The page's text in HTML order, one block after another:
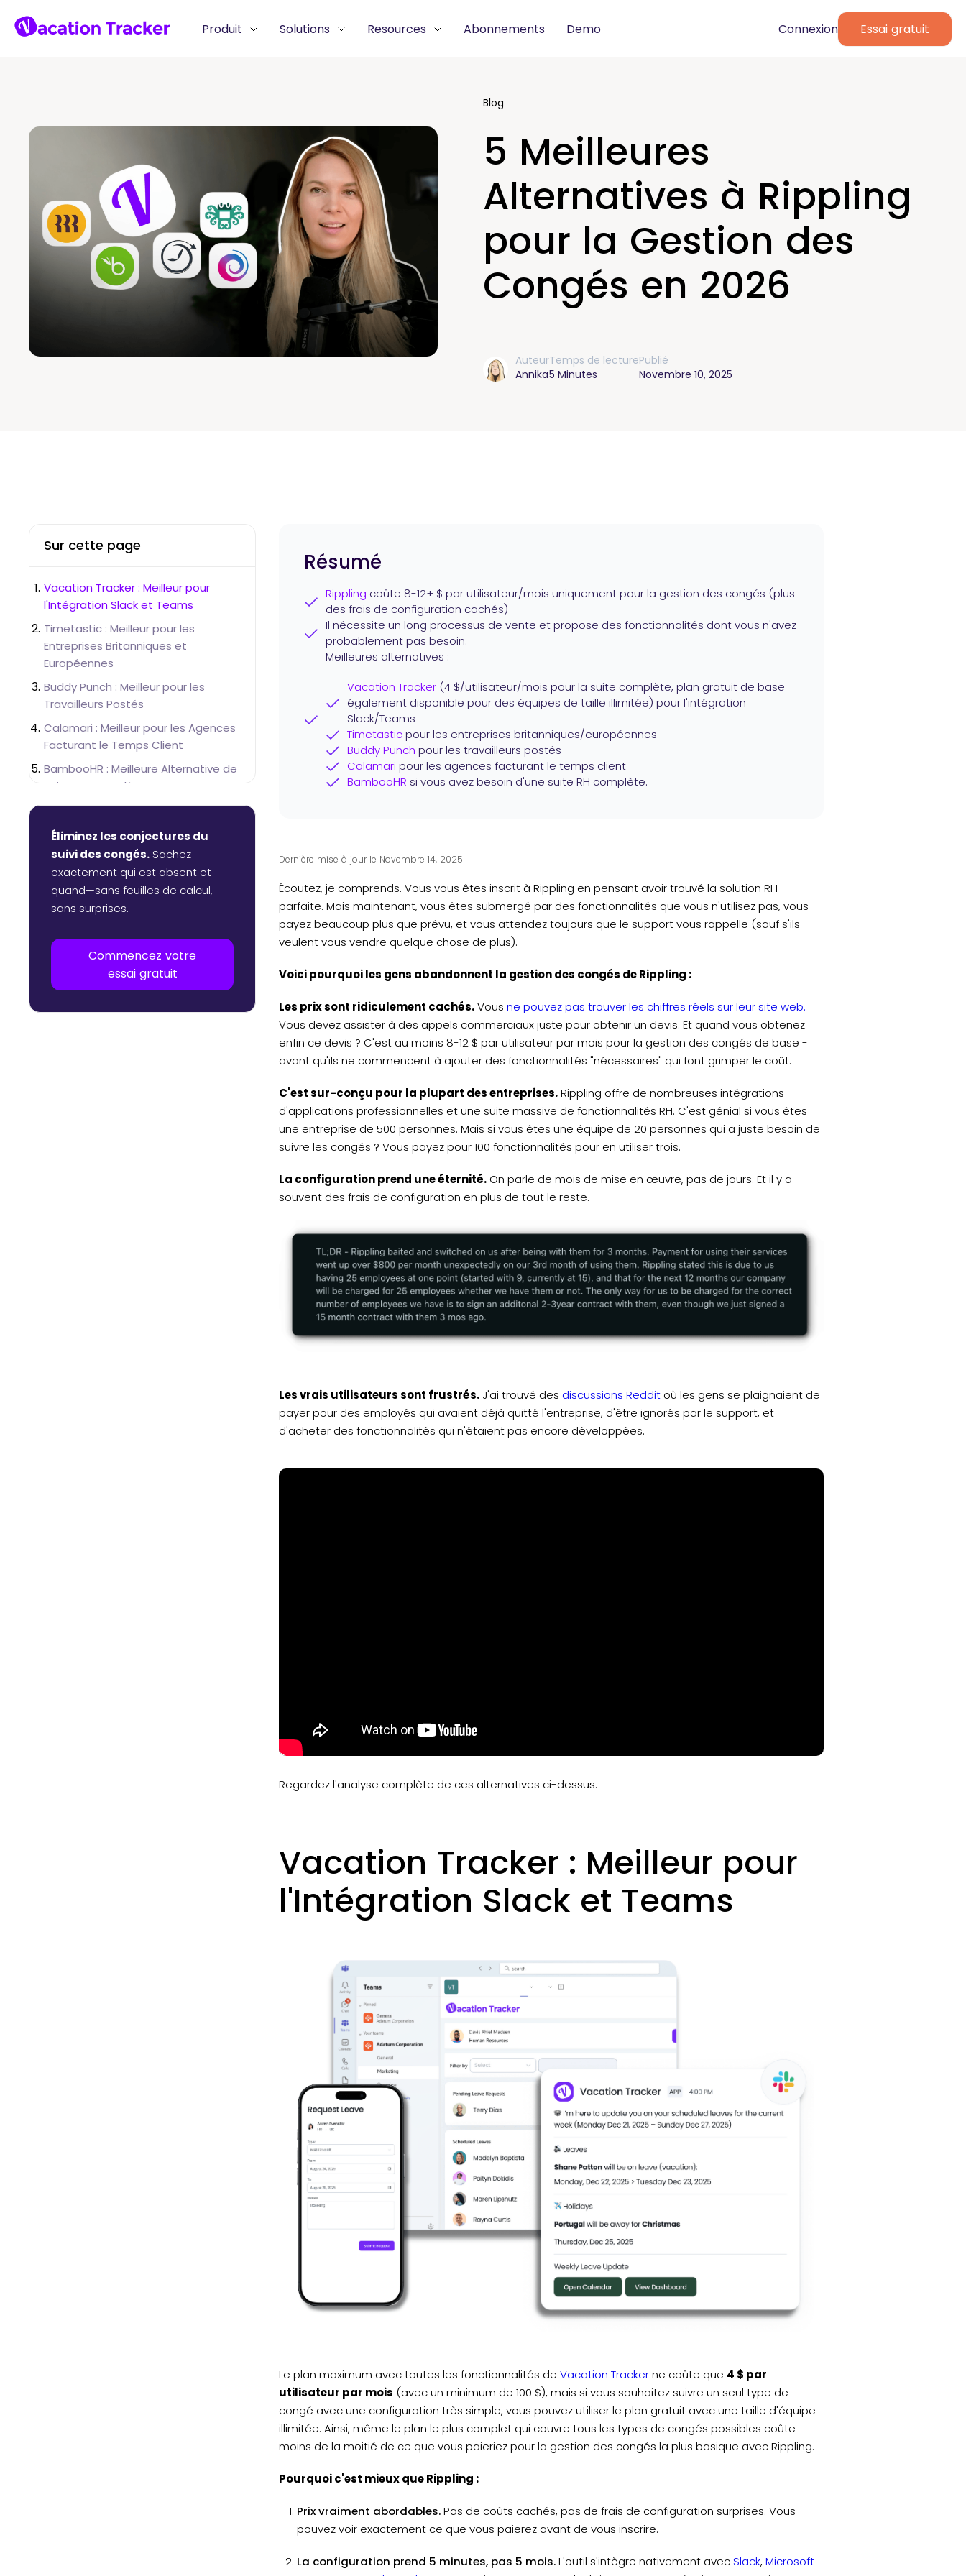
Produit Solutions Resources Abonnements Demo Connexion Essai gratuit
Blog
5 Meilleures
Alternatives à Rippling
pour la Gestion des
Congés en 2026
Auteur
Annika
Temps de lecture
5 Minutes
Publié
Novembre 10, 2025
Sur cette page
Vacation Tracker : Meilleur pour
l'Intégration Slack et Teams
Timetastic : Meilleur pour les
Entreprises Britanniques et
Européennes
Buddy Punch : Meilleur pour les
Travailleurs Postés
Calamari : Meilleur pour les Agences
Facturant le Temps Client
BambooHR : Meilleure Alternative de
Suite RH Complète
Quel Outil Devriez-Vous Vraiment
Choisir ?
Éliminez les conjectures du
suivi des congés. Sachez
exactement qui est absent et
quand—sans feuilles de calcul,
sans surprises.
Commencez votre
essai gratuit
Résumé
Rippling coûte 8-12+ $ par utilisateur/mois uniquement pour la gestion des congés (plus
des frais de configuration cachés)
Il nécessite un long processus de vente et propose des fonctionnalités dont vous n'avez
probablement pas besoin.
Meilleures alternatives :
Vacation Tracker(4 $/utilisateur/mois pour la suite complète, plan gratuit de base
également disponible pour des équipes de taille illimitée) pour l'intégration
Slack/Teams
Timetasticpour les entreprises britanniques/européennes
Buddy Punch pour les travailleurs postés
Calamari pour les agences facturant le temps client
BambooHR si vous avez besoin d'une suite RH complète.
Dernière mise à jour le Novembre 14, 2025
Écoutez, je comprends. Vous vous êtes inscrit à Rippling en pensant avoir trouvé la solution RH
parfaite. Mais maintenant, vous êtes submergé par des fonctionnalités que vous n'utilisez pas, vous
payez beaucoup plus que prévu, et vous attendez toujours que le support vous rappelle (sauf s'ils
veulent vous vendre quelque chose de plus).
Voici pourquoi les gens abandonnent la gestion des congés de Rippling :
Les prix sont ridiculement cachés.Vous ne pouvez pas trouver les chiffres réels sur leur site web.
Vous devez assister à des appels commerciaux juste pour obtenir un devis. Et quand vous obtenez
enfin ce devis ? C'est au moins 8-12 $ par utilisateur par mois pour la gestion des congés de base -
avant qu'ils ne commencent à ajouter des fonctionnalités "nécessaires" qui font grimper le coût.
C'est sur-conçu pour la plupart des entreprises.Rippling offre de nombreuses intégrations
d'applications professionnelles et une suite massive de fonctionnalités RH. C'est génial si vous êtes
une entreprise de 500 personnes. Mais si vous êtes une équipe de 20 personnes qui a juste besoin de
suivre les congés ? Vous payez pour 100 fonctionnalités pour en utiliser trois.
La configuration prend une éternité.On parle de mois de mise en œuvre, pas de jours. Et il y a
souvent des frais de configuration en plus de tout le reste.
Les vrais utilisateurs sont frustrés.J'ai trouvé des discussions Redditoù les gens se plaignaient de
payer pour des employés qui avaient déjà quitté l'entreprise, d'être ignorés par le support, et
d'acheter des fonctionnalités qui n'étaient pas encore développées.
Regardez l'analyse complète de ces alternatives ci-dessus.
Vacation Tracker : Meilleur pour
l'Intégration Slack et Teams
Le plan maximum avec toutes les fonctionnalités de Vacation Trackerne coûte que 4 $ par
utilisateur par mois (avec un minimum de 100 $), mais si vous souhaitez suivre un seul type de
congé avec une configuration très simple, vous pouvez utiliser le plan gratuit avec une taille d'équipe
illimitée. Ainsi, même le plan le plus complet qui couvre tous les types de congés possibles coûte
moins de la moitié de ce que vous paieriez pour la gestion des congés la plus basique avec Rippling.
Pourquoi c'est mieux que Rippling :
Prix vraiment abordables.Pas de coûts cachés, pas de frais de configuration surprises. Vous
pouvez voir exactement ce que vous paierez avant de vous inscrire.
La configuration prend 5 minutes, pas 5 mois.L'outil s'intègre nativement avecSlack, Microsoft